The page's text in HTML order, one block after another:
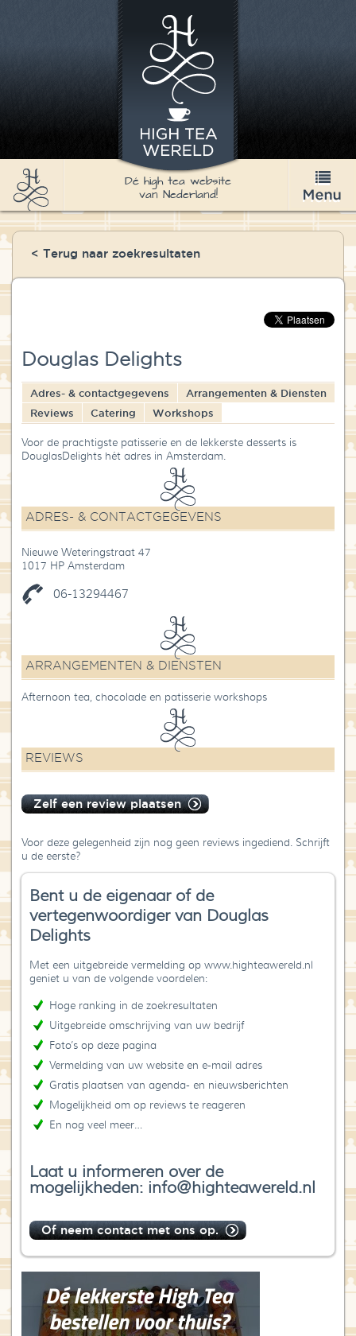
High Tea
Recepten
Blog
Over High Tea Wereld
Contact
Dé high tea website
van Nederland!
< Terug naar zoekresultaten
Douglas Delights
Adres- & contactgegevens
Arrangementen & Diensten
Reviews
Catering Workshops
Voor de prachtigste patisserie en de lekkerste desserts is
DouglasDelights hét adres in Amsterdam.
ADRES- & CONTACTGEGEVENS
Nieuwe Weteringstraat 47
1017 HP Amsterdam
06-13294467
ARRANGEMENTEN & DIENSTEN
Afternoon tea, chocolade en patisserie workshops
REVIEWS
Zelf een review plaatsen
Voor deze gelegenheid zijn nog geen reviews ingediend. Schrijft
u de eerste?
Bent u de eigenaar of de
vertegenwoordiger van Douglas
Delights
Met een uitgebreide vermelding op www.highteawereld.nl
geniet u van de volgende voordelen:
Hoge ranking in de zoekresultaten
Uitgebreide omschrijving van uw bedrijf
Foto’s op deze pagina
Vermelding van uw website en e-mail adres
Gratis plaatsen van agenda- en nieuwsberichten
Mogelijkheid om op reviews te reageren
En nog veel meer…
Laat u informeren over de
mogelijkheden: info@highteawereld.nl
Of neem contact met ons op.